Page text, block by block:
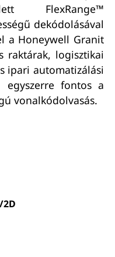
FlexRange™
dekódolásával
a Honeywell Granit
raktárak, logisztikai
ipari automatizálási
egyszerre fontos a
vonalkódolvasás.
2D